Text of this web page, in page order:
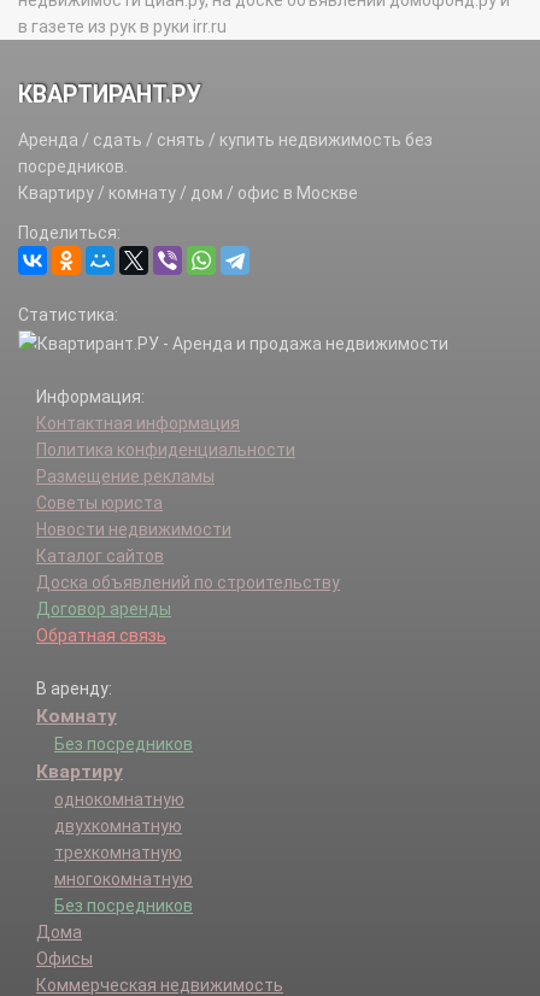
в газете из рук в руки irr.ru
КВАРТИРАНТ.РУ
Аренда / сдать / снять / купить недвижимость без
посредников.
Квартиру / комнату / дом / офис в Москве
Поделиться:
Статистика:
Информация:
Контактная информация
Политика конфиденциальности
Размещение рекламы
Советы юриста
Новости недвижимости
Каталог сайтов
Доска объявлений по строительству
Договор аренды
Обратная связь
В аренду:
Комнату
Без посредников
Квартиру
однокомнатную
двухкомнатную
трехкомнатную
многокомнатную
Без посредников
Дома
Офисы
Коммерческая недвижимость